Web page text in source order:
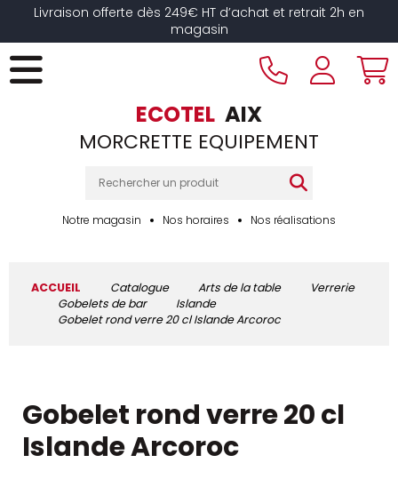
Livraison offerte dès 249€ HT d’achat et retrait 2h en
magasin
ECOTEL AIX
MORCRETTE EQUIPEMENT
Notre magasin Nos horaires Nos réalisations
ACCUEIL Catalogue Arts de la table
Verrerie
Gobelets de bar
Islande
Gobelet rond verre 20 cl Islande Arcoroc
Gobelet rond verre 20 cl
Islande Arcoroc